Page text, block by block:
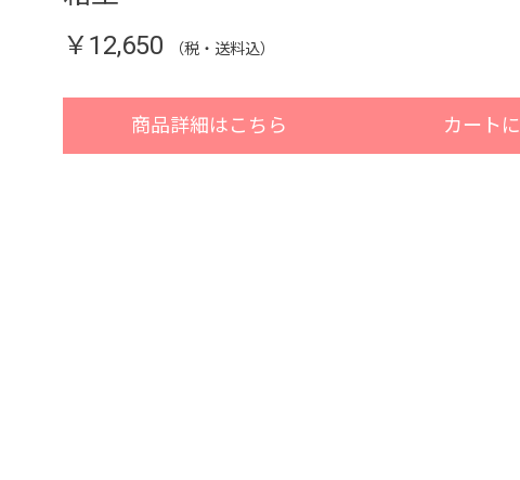
￥12,650 （税・送料込）
商品詳細はこちら カート